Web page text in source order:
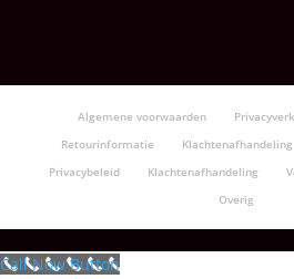
Algemene voorwaarden
Retourinformatie
Klachtenafhandeling
Privacybeleid
Klachtenafhandeling
Overig
Call Now Button